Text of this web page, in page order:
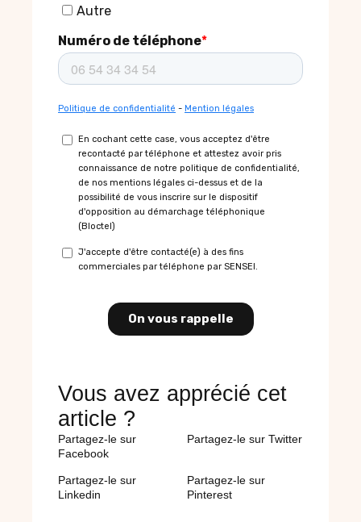
Vous avez apprécié cet
article ?
Partagez-le sur
Facebook
Partagez-le sur Twitter
Partagez-le sur
Linkedin
Partagez-le sur
Pinterest